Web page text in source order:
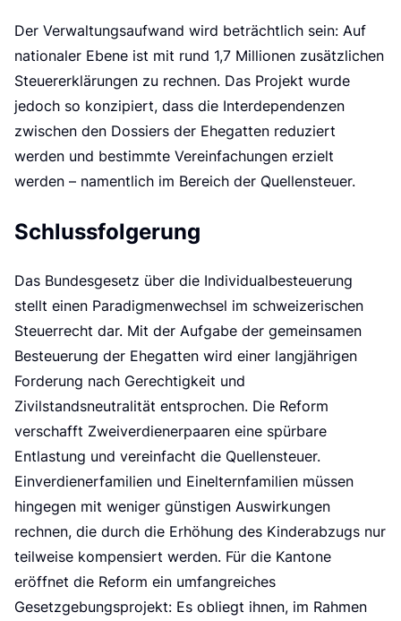
Der Verwaltungsaufwand wird beträchtlich sein: Auf
nationaler Ebene ist mit rund 1,7 Millionen zusätzlichen
Steuererklärungen zu rechnen. Das Projekt wurde
jedoch so konzipiert, dass die Interdependenzen
zwischen den Dossiers der Ehegatten reduziert
werden und bestimmte Vereinfachungen erzielt
werden – namentlich im Bereich der Quellensteuer.
Schlussfolgerung
Das Bundesgesetz über die Individualbesteuerung
stellt einen Paradigmenwechsel im schweizerischen
Steuerrecht dar. Mit der Aufgabe der gemeinsamen
Besteuerung der Ehegatten wird einer langjährigen
Forderung nach Gerechtigkeit und
Zivilstandsneutralität entsprochen. Die Reform
verschafft Zweiverdienerpaaren eine spürbare
Entlastung und vereinfacht die Quellensteuer.
Einverdienerfamilien und Einelternfamilien müssen
hingegen mit weniger günstigen Auswirkungen
rechnen, die durch die Erhöhung des Kinderabzugs nur
teilweise kompensiert werden. Für die Kantone
eröffnet die Reform ein umfangreiches
Gesetzgebungsprojekt: Es obliegt ihnen, im Rahmen